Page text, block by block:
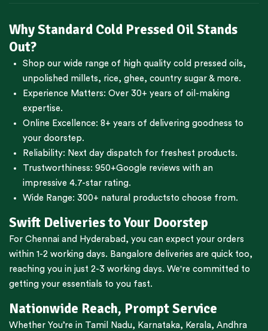
Why Standard Cold Pressed Oil Stands
Out?
Shop our wide range of high quality cold pressed oils,
unpolished millets, rice, ghee, country sugar & more.
Experience Matters: Over 30+ years of oil-making
expertise.
Online Excellence: 8+ years of delivering goodness to
your doorstep.
Reliability: Next day dispatch for freshest products.
Trustworthiness: 950+Google reviews with an
impressive 4.7-star rating.
Wide Range: 300+ natural productsto choose from.
Swift Deliveries to Your Doorstep
For Chennai and Hyderabad , you can expect your orders
within 1-2 working days. Bangalore deliveries are quick too,
reaching you in just 2-3 working days. We're committed to
getting your essentials to you fast.
Nationwide Reach, Prompt Service
Whether You’re in Tamil Nadu, Karnataka, Kerala, Andhra